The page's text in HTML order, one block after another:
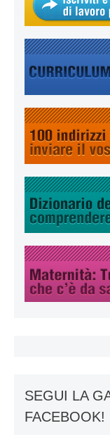
SEGUI LA
FACEBOOK!